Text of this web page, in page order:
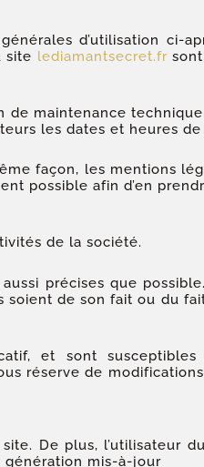
d’utilisation ci-
site lediamantsecret.frsont
de maintenance
les dates et heures de
façon, les mentions
possible afin d’en
de la société.
précises que
soient de son fait ou du
et sont susceptibles
réserve de
De plus, l’utilisateur
génération mis-à-jour